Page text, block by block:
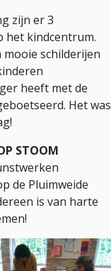
zijn er 3
het kindcentrum.
mooie schilderijen
heeft met de
Het was
STOOM
de Pluimweide
is van harte